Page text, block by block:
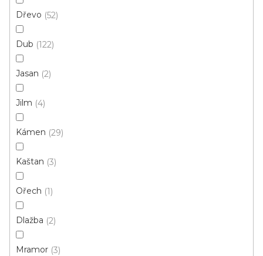
Dřevo 52
Dub 122
Jasan 2
Jilm 4
Kámen 29
Kaštan 3
Ořech 1
Dlažba 2
Mramor 3
Vinylová podlaha DP 9522 Dub podzimní
krémový